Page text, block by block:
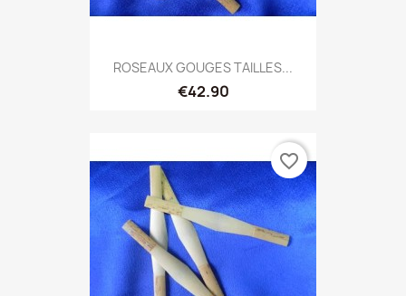
ROSEAUX GOUGES TAILLES...
€42.90
favorite_border